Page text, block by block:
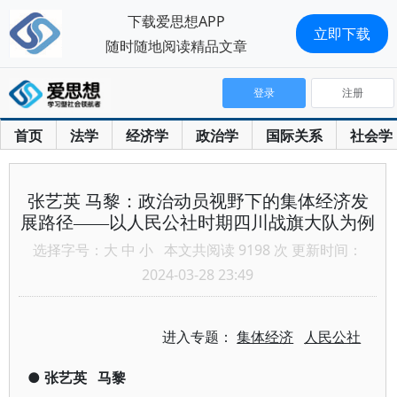
首页 法学 经济学 政治学 国际关系 社会学
登录 注册
张艺英 马黎：政治动员视野下的集体经济发
展路径——以人民公社时期四川战旗大队为例
选择字号： 大 中 小 本文共阅读 9198 次 更新时间：
2024-03-28 23:49
进入专题：集体经济 人民公社
● 张艺英 马黎
下载爱思想APP
随时随地阅读精品文章
立即下载